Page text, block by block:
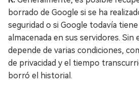
borrado de Google si se ha
seguridad o si Google todavía
almacenada en sus servidores. Sin
depende de varias condiciones,
de privacidad y el tiempo
borró el historial.